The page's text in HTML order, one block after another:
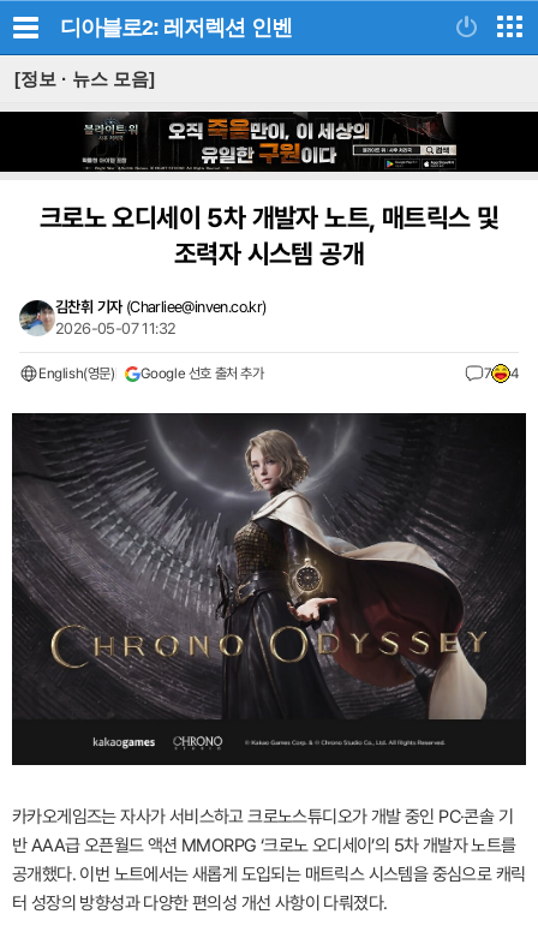
디아블로2: 레저렉션 인벤
[정보 · 뉴스 모음]
크로노 오디세이 5차 개발자 노트, 매트릭스 및
조력자 시스템 공개
김찬휘 기자 (Charliee@inven.co.kr)
2026-05-07 11:32
English(영문) Google 선호 출처 추가 7 4
카카오게임즈는 자사가 서비스하고 크로노스튜디오가 개발 중인 PC·콘솔 기
반 AAA급 오픈월드 액션 MMORPG ‘크로노 오디세이’의 5차 개발자 노트를
공개했다. 이번 노트에서는 새롭게 도입되는 매트릭스 시스템을 중심으로 캐릭
터 성장의 방향성과 다양한 편의성 개선 사항이 다뤄졌다.